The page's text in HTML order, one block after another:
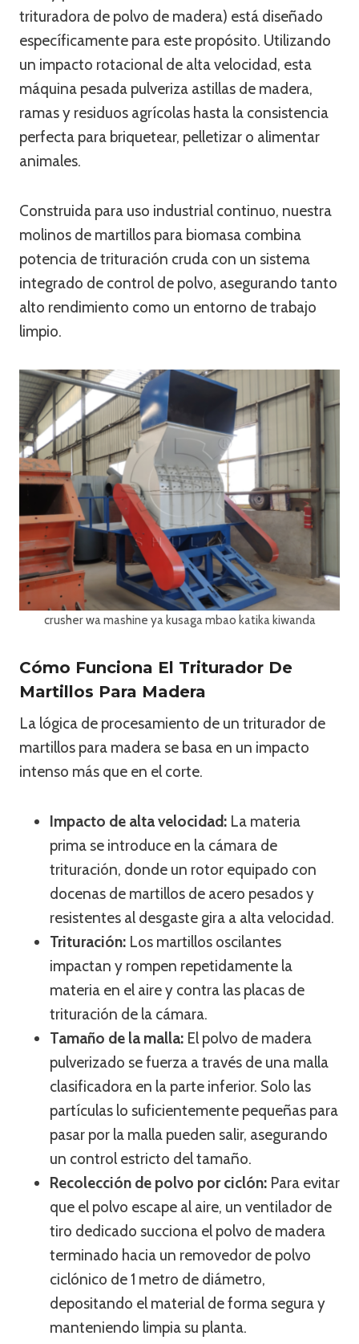
trituradora de polvo de madera) está diseñado
específicamente para este propósito. Utilizando
un impacto rotacional de alta velocidad, esta
máquina pesada pulveriza astillas de madera,
ramas y residuos agrícolas hasta la consistencia
perfecta para briquetear, pelletizar o alimentar
animales.
Construida para uso industrial continuo, nuestra
molinos de martillos para biomasa combina
potencia de trituración cruda con un sistema
integrado de control de polvo, asegurando tanto
alto rendimiento como un entorno de trabajo
limpio.
crusher wa mashine ya kusaga mbao katika kiwanda
Cómo Funciona El Triturador De
Martillos Para Madera
La lógica de procesamiento de un triturador de
martillos para madera se basa en un impacto
intenso más que en el corte.
Impacto de alta velocidad: La materia
prima se introduce en la cámara de
trituración, donde un rotor equipado con
docenas de martillos de acero pesados y
resistentes al desgaste gira a alta velocidad.
Trituración: Los martillos oscilantes
impactan y rompen repetidamente la
materia en el aire y contra las placas de
trituración de la cámara.
Tamaño de la malla: El polvo de madera
pulverizado se fuerza a través de una malla
clasificadora en la parte inferior. Solo las
partículas lo suficientemente pequeñas para
pasar por la malla pueden salir, asegurando
un control estricto del tamaño.
Recolección de polvo por ciclón: Para evitar
que el polvo escape al aire, un ventilador de
tiro dedicado succiona el polvo de madera
terminado hacia un removedor de polvo
ciclónico de 1 metro de diámetro,
depositando el material de forma segura y
manteniendo limpia su planta.